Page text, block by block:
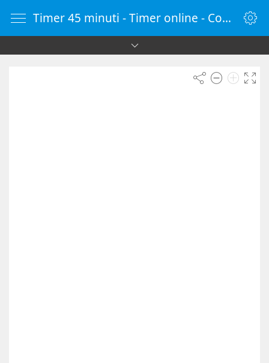
Timer 45 minuti - Timer online - Countdown